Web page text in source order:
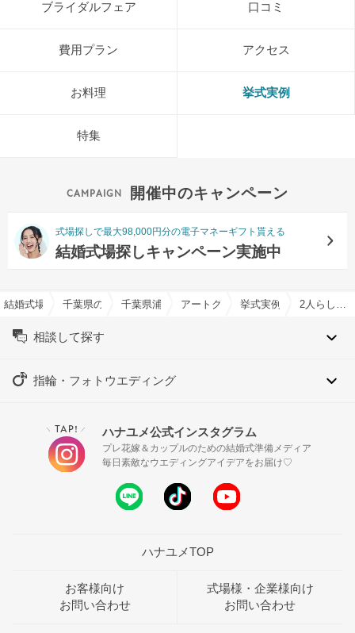
ブライダルフェア 口コミ
費用プラン アクセス
お料理 挙式実例
特集
開催中のキャンペーン
式場探しで最大98,000円分の電子マネーギフト貰える
結婚式場探しキャンペーン実施中
結婚式場を探すならハナユメ
千葉県の結婚式場一覧千葉県浦安市の結婚式場一覧
アートグレイス ウエディングコース
挙式実例
相談して探す
指輪・フォトウエディング
＼ TAP! ／ ハナユメ公式インスタグラム
プレ花嫁＆カップルのための結婚式準備メディア
毎日素敵なウエディングアイデアをお届け♡
ハナユメTOP
お客様向け
お問い合わせ
式場様・企業様向け
お問い合わせ